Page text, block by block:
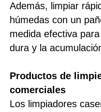
Además, limpiar
húmedas con un
medida efectiva
dura y la
Productos de
comerciales
Los limpiadores